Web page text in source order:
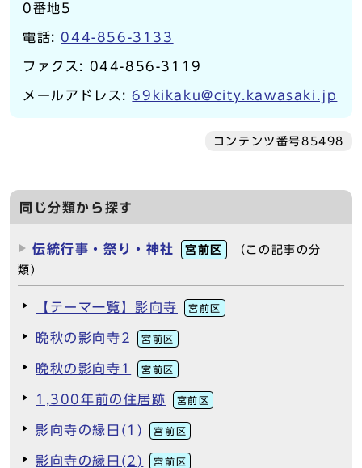
0番地5
電話: 044-856-3133
ファクス: 044-856-3119
メールアドレス:69kikaku@city.kawasaki.jp
コンテンツ番号85498
同じ分類から探す
伝統行事・祭り・神社 宮前区
（この記事の分
類）
【テーマ一覧】影向寺 宮前区
晩秋の影向寺2 宮前区
晩秋の影向寺1 宮前区
1,300年前の住居跡 宮前区
影向寺の縁日(1) 宮前区
影向寺の縁日(2) 宮前区